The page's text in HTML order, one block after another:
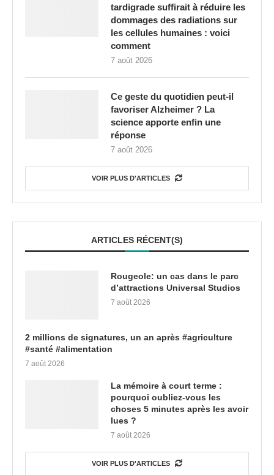
tardigrade suffirait à réduire les
dommages des radiations sur
les cellules humaines : voici
comment
7 août 2026
Ce geste du quotidien peut-il
favoriser Alzheimer ? La
science apporte enfin une
réponse
7 août 2026
VOIR PLUS D'ARTICLES
ARTICLES RÉCENT(S)
Rougeole: un cas dans le parc
d’attractions Universal Studios
7 août 2026
2 millions de signatures, un an après #agriculture
#santé #alimentation
7 août 2026
La mémoire à court terme :
pourquoi oubliez-vous les
choses 5 minutes après les avoir
lues ?
7 août 2026
VOIR PLUS D'ARTICLES